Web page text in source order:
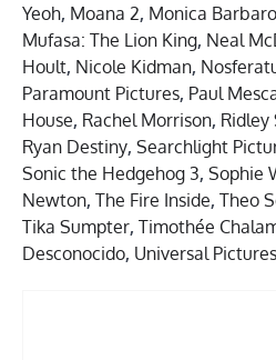
Yeoh, Moana 2, Monica Barbaro
Mufasa: The Lion King, Neal
Hoult, Nicole Kidman,
Paramount Pictures, Paul
House, Rachel Morrison, Ridley
Ryan Destiny, Searchlight
Sonic the Hedgehog 3, Sophie
Newton, The Fire Inside, Theo
Tika Sumpter, Timothée
Desconocido, Universal Pictures